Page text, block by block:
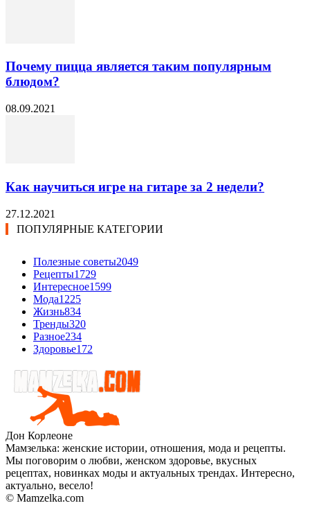
Почему пицца является таким популярным
блюдом?
08.09.2021
Как научиться игре на гитаре за 2 недели?
27.12.2021
ПОПУЛЯРНЫЕ КАТЕГОРИИ
Полезные советы2049
Рецепты1729
Интересное1599
Мода1225
Жизнь834
Тренды320
Разное234
Здоровье172
Дон Корлеоне
Мамзелька: женские истории, отношения, мода и рецепты.
Мы поговорим о любви, женском здоровье, вкусных
рецептах, новинках моды и актуальных трендах. Интересно,
актуально, весело!
© Mamzelka.com